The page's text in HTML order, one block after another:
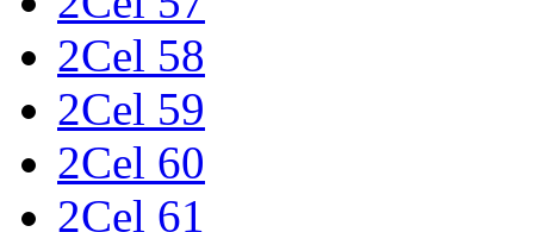
2Cel 58
2Cel 59
2Cel 60
2Cel 61